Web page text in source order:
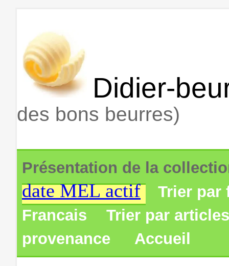
Didier-
des bons beurres)
Présentation de la
date MEL actif
Trier par
Francais
Trier par
provenance
Accueil